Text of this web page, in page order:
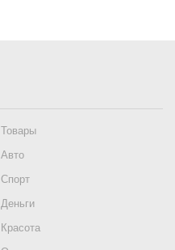
Товары
Авто
Спорт
Деньги
Красота